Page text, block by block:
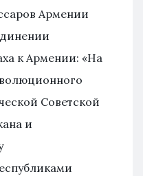
Армении
к Армении: «На
Советской
и